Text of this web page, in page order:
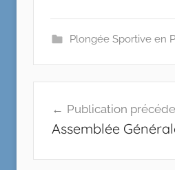
Plongée Sportive en
de
Publication
Assemblée